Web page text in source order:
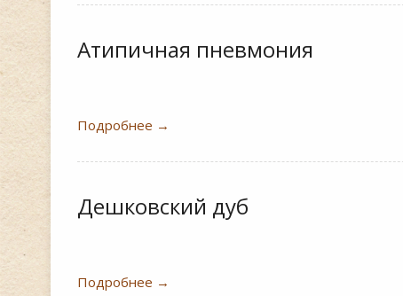
Атипичная пневмония
Подробнее →
Дешковский дуб
Подробнее →